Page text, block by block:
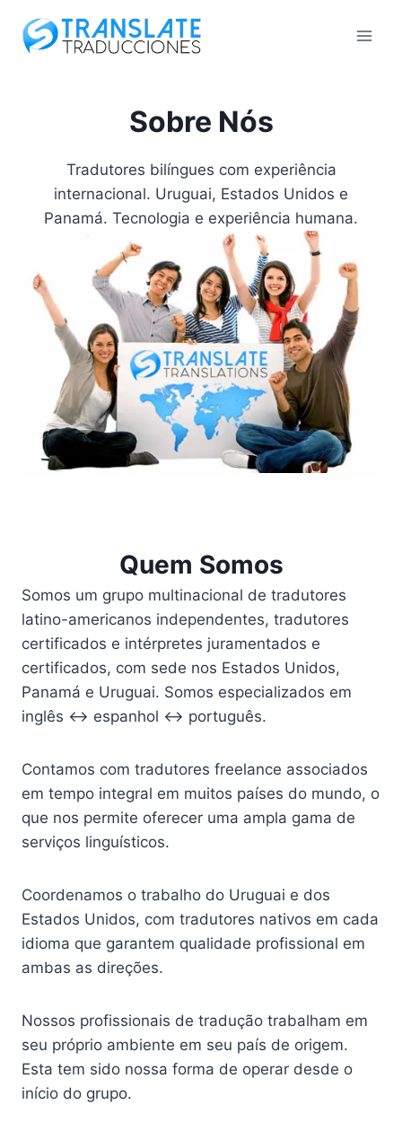
para
Sobre Nós
Tradutores bilíngues com experiência
internacional. Uruguai, Estados Unidos e
Panamá. Tecnologia e experiência humana.
Quem Somos
Somos um grupo multinacional de tradutores
latino-americanos independentes, tradutores
certificados e intérpretes juramentados e
certificados, com sede nos Estados Unidos,
Panamá e Uruguai. Somos especializados em
inglês ↔ espanhol ↔ português.
Contamos com tradutores freelance associados
em tempo integral em muitos países do mundo, o
que nos permite oferecer uma ampla gama de
serviços linguísticos.
Coordenamos o trabalho do Uruguai e dos
Estados Unidos, com tradutores nativos em cada
idioma que garantem qualidade profissional em
ambas as direções.
Nossos profissionais de tradução trabalham em
seu próprio ambiente em seu país de origem.
Esta tem sido nossa forma de operar desde o
início do grupo.